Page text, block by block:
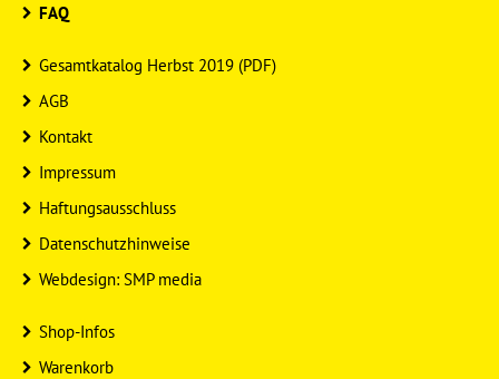
FAQ
Gesamtkatalog Herbst 2019 (PDF)
AGB
Kontakt
Impressum
Haftungsausschluss
Datenschutzhinweise
Webdesign: SMP media
Shop-Infos
Warenkorb